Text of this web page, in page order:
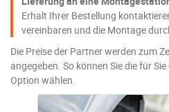
Erhalt Ihrer Bestellung
vereinbaren und die Montage
Die Preise der Partner werden zum
angegeben. So können Sie die für
Option wählen.